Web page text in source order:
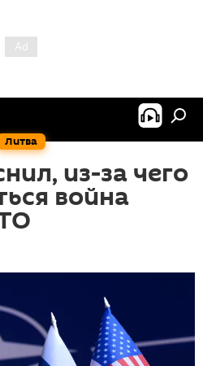
Литва
из-за чего
война